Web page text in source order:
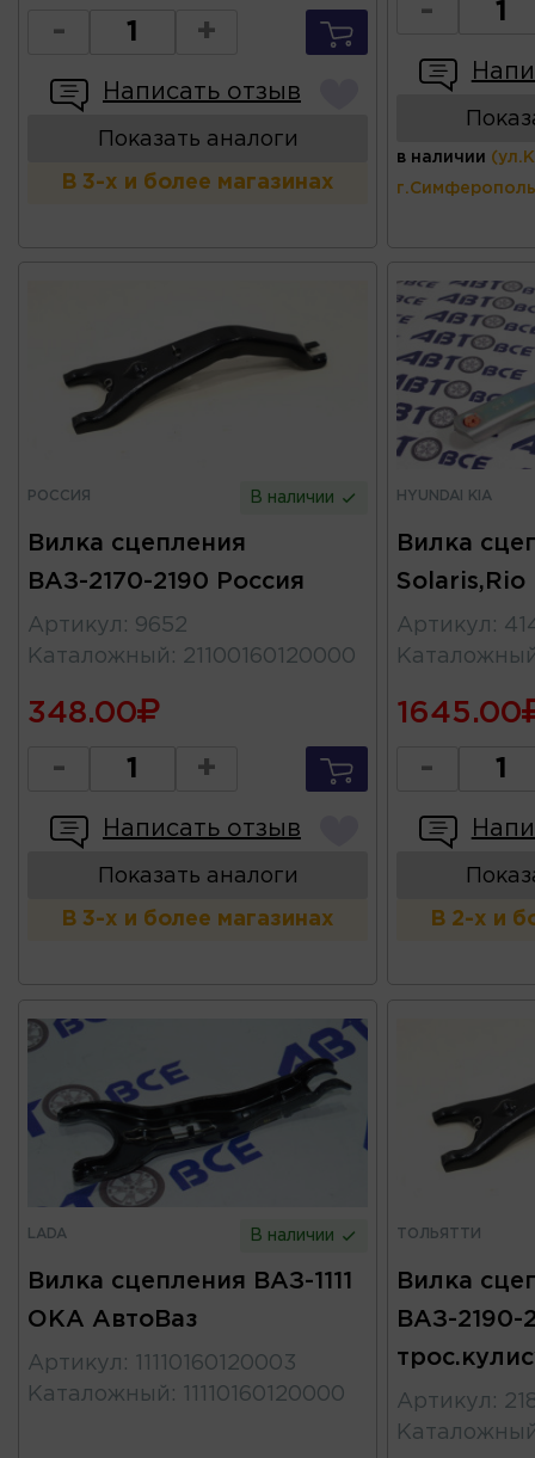
- +
Написать отзыв
Показать аналоги
В 3-х и более магазинах
-
в наличии
РОССИЯ В наличии
Вилка сцепления
ВАЗ-2170-2190 Россия
Артикул : 9652
Каталожный : 21100160120000
348.00
- +
Написать отзыв
Показать аналоги
В 3-х и более магазинах
HYUNDAI KIA
Вилка
Артикул :
1645.00
-
В 2-х и
LADA В наличии
Вилка сцепления ВАЗ-1111
ОКА АвтоВаз
Артикул :
11110160120003
Каталожный : 11110160120000
ТОЛЬЯТТИ
Вилка
ВАЗ-2190-
Артикул :